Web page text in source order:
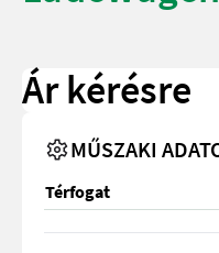
Ár kérésre
MŰSZAKI
Térfogat